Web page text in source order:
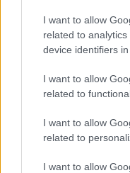
I want to allow
related to
device identifiers in
I want to allow
related to
I want to allow
related to
I want to allow
της
updates
και τους